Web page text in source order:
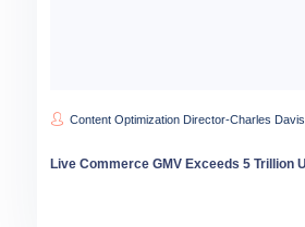
Content Optimization Director-Charles Davis